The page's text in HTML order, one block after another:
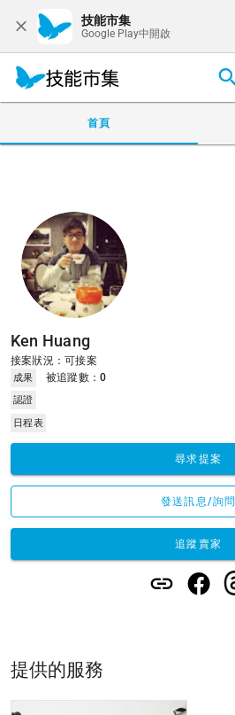
技能市集
Google Play中開啟
首頁
Ken Huang
接案狀況：可接案
成果 被追蹤數：0
認證
日程表
尋求提案
發送訊息/詢問
追蹤賣家
提供的服務